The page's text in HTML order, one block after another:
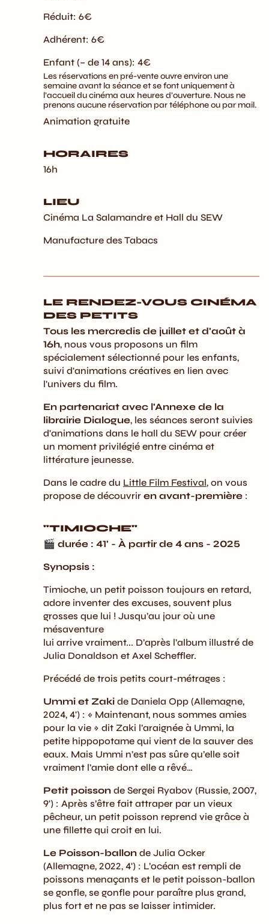
LE RENDEZ-VOUS CINÉMA
DES PETITS
Tous les mercredis de juillet et d'août à
16h, nous vous proposons un film
spécialement sélectionné pour les enfants,
suivi d'animations créatives en lien avec
l'univers du film.
En partenariat avec l'Annexe de la
librairie Dialogue, les séances seront suivies
d'animations dans le hall du SEW pour créer
un moment privilégié entre cinéma et
littérature jeunesse.
Dans le cadre du Little Film Festival, on vous
propose de découvrir en avant-première :
"TIMIOCHE"
🎬 durée : 41' - À partir de 4 ans - 2025
Synopsis :
Timioche, un petit poisson toujours en retard,
adore inventer des excuses, souvent plus
grosses que lui ! Jusqu’au jour où une
mésaventure
lui arrive vraiment... D’après l’album illustré de
Julia Donaldson et Axel Scheffler.
Précédé de trois petits court-métrages :
Ummi et Zaki de Daniela Opp (Allemagne,
2024, 4') : « Maintenant, nous sommes amies
pour la vie » dit Zaki l’araignée à Ummi, la
petite hippopotame qui vient de la sauver des
eaux. Mais Ummi n’est pas sûre qu’elle soit
vraiment l’amie dont elle a rêvé…
Petit poisson de Sergei Ryabov (Russie, 2007,
9') : Après s’être fait attraper par un vieux
pêcheur, un petit poisson reprend vie grâce à
une fillette qui croit en lui.
Le Poisson-ballon de Julia Ocker
(Allemagne, 2022, 4') : L’océan est rempli de
poissons menaçants et le petit poisson-ballon
se gonfle, se gonfle pour paraître plus grand,
plus fort et ne pas se laisser intimider.
Réduit: 6€
Adhérent: 6€
Enfant (– de 14 ans): 4€
Les réservations en pré-vente ouvre environ une
semaine avant la séance et se font uniquement à
l’accueil du cinéma aux heures d’ouverture. Nous ne
prenons aucune réservation par téléphone ou par mail.
Animation gratuite
HORAIRES
16h
LIEU
Cinéma La Salamandre et Hall du SEW
Manufacture des Tabacs